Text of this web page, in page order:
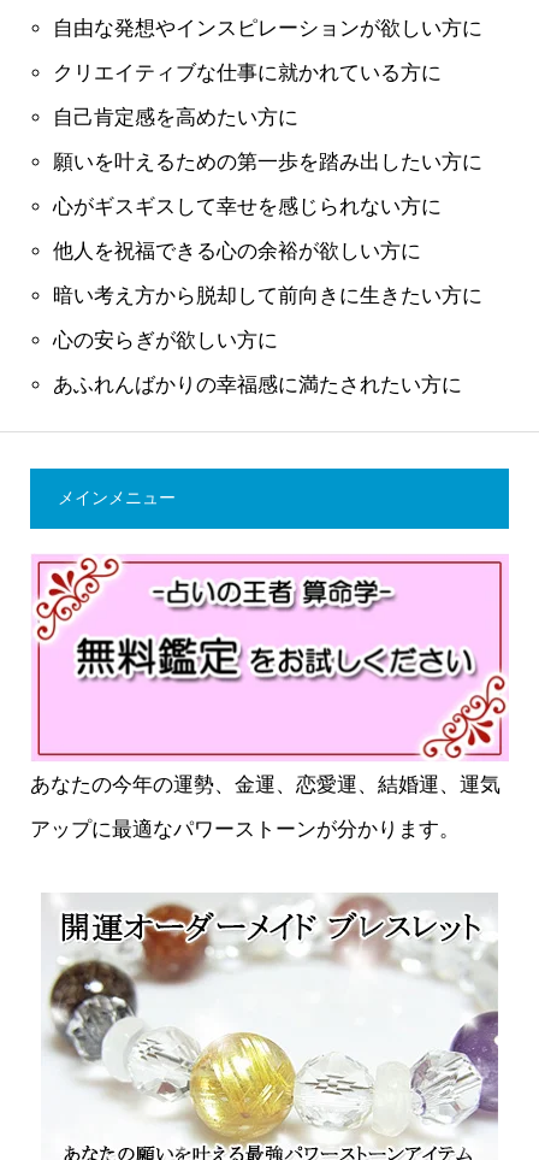
自由な発想やインスピレーションが欲しい方に
クリエイティブな仕事に就かれている方に
自己肯定感を高めたい方に
願いを叶えるための第一歩を踏み出したい方に
心がギスギスして幸せを感じられない方に
他人を祝福できる心の余裕が欲しい方に
暗い考え方から脱却して前向きに生きたい方に
心の安らぎが欲しい方に
あふれんばかりの幸福感に満たされたい方に
メインメニュー
あなたの今年の運勢、金運、恋愛運、結婚運、運気
アップに最適なパワーストーンが分かります。